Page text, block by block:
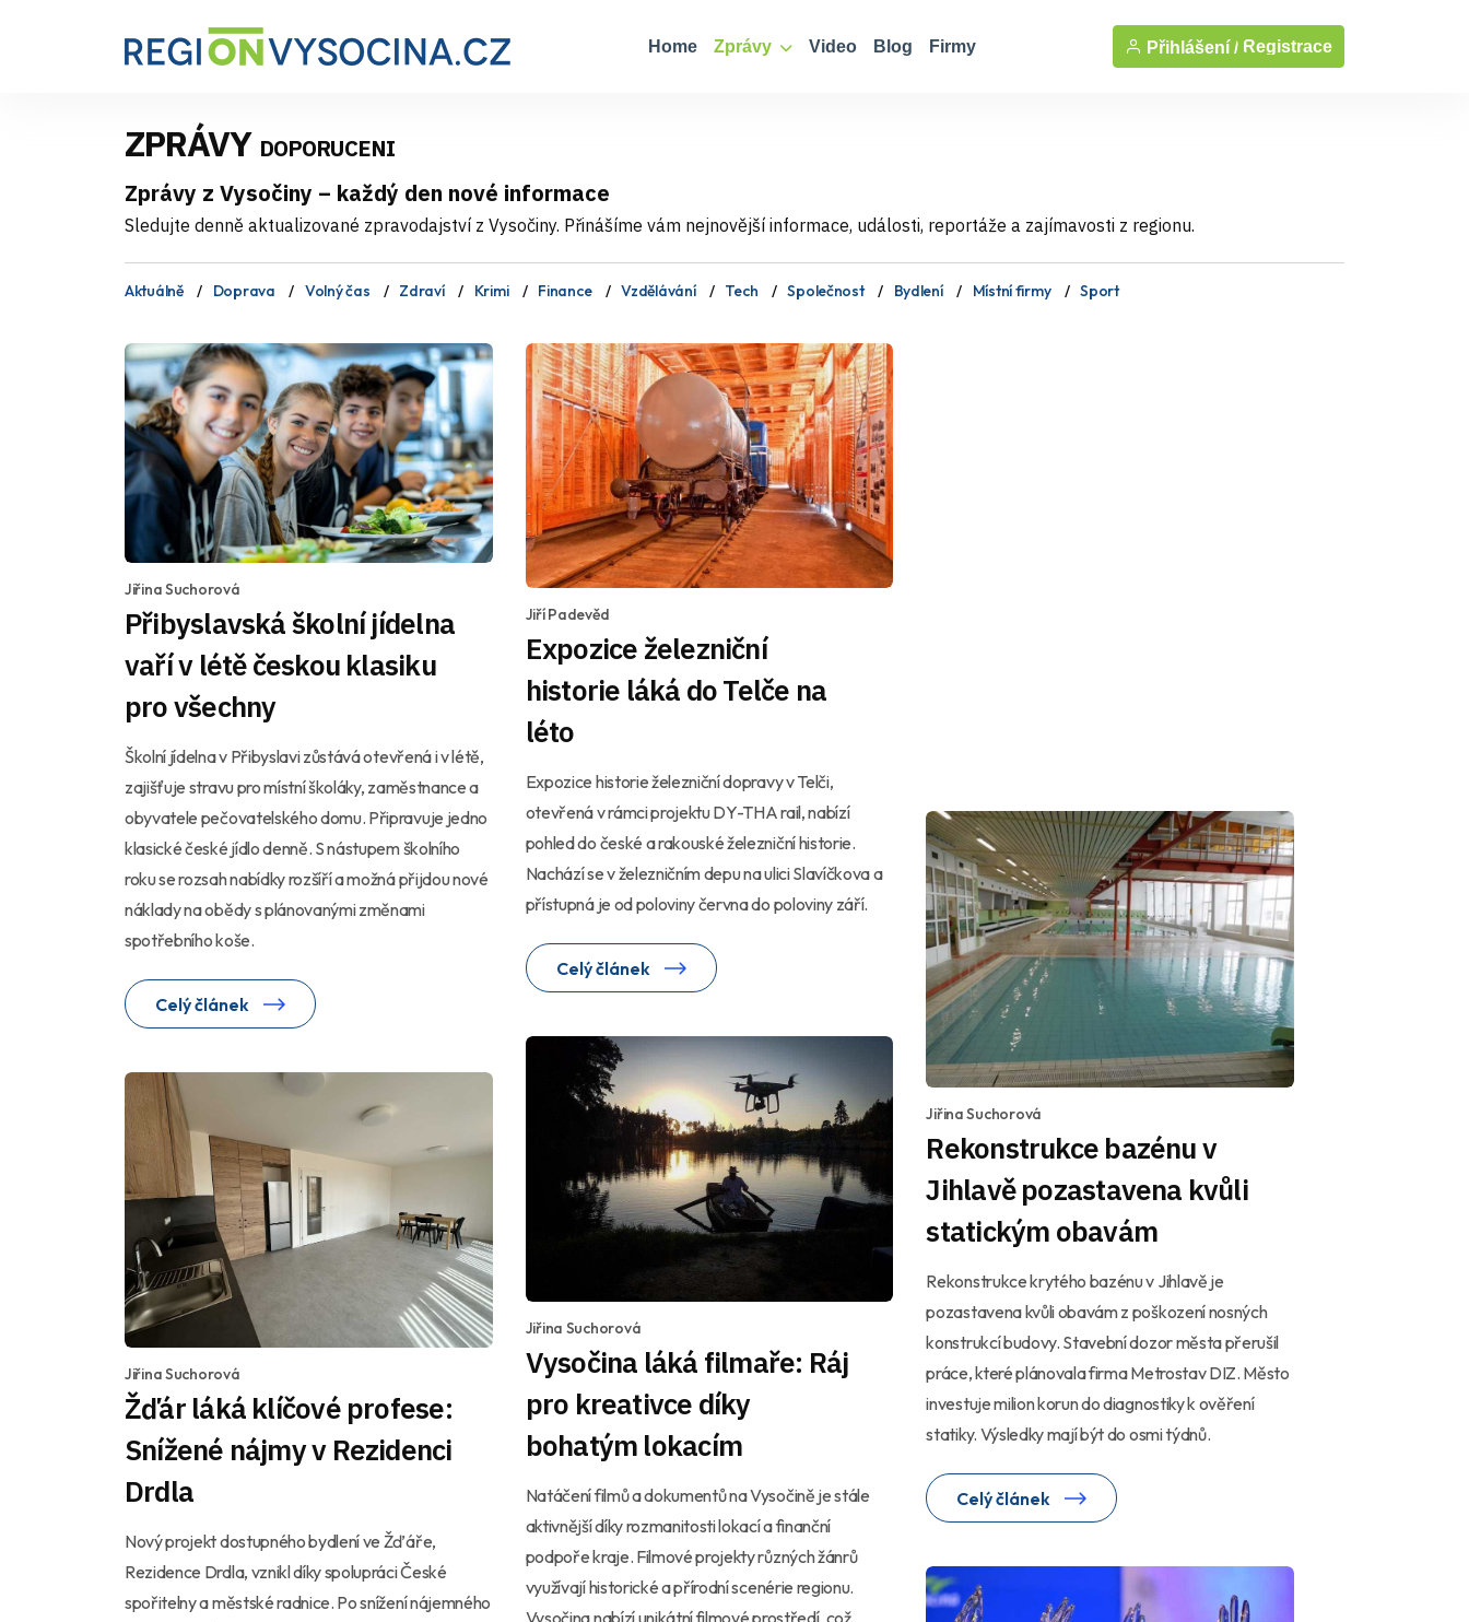
Home Zprávy Video Blog Firmy Přihlášení / Registrace
ZPRÁVY DOPORUCENI
Zprávy z Vysočiny – každý den nové informace
Sledujte denně aktualizované zpravodajství z Vysočiny. Přinášíme vám nejnovější informace, události, reportáže a zajímavosti z regionu.
Aktuálně Doprava Volný čas Zdraví Krimi Finance Vzdělávání Tech Společnost Bydlení Místní firmy Sport
Jiřina Suchorová
Přibyslavská školní jídelna
vaří v létě českou klasiku
pro všechny
Školní jídelna v Přibyslavi zůstává otevřená i v létě,
zajišťuje stravu pro místní školáky, zaměstnance a
obyvatele pečovatelského domu. Připravuje jedno
klasické české jídlo denně. S nástupem školního
roku se rozsah nabídky rozšíří a možná přijdou nové
náklady na obědy s plánovanými změnami
spotřebního koše.
Celý článek
Jiří Padevěd
Expozice železniční
historie láká do Telče na
léto
Expozice historie železniční dopravy v Telči,
otevřená v rámci projektu DY-THA rail, nabízí
pohled do české a rakouské železniční historie.
Nachází se v železničním depu na ulici Slavíčkova a
přístupná je od poloviny června do poloviny září.
Celý článek
Jiřina Suchorová
Rekonstrukce bazénu v
Jihlavě pozastavena kvůli
statickým obavám
Rekonstrukce krytého bazénu v Jihlavě je
pozastavena kvůli obavám z poškození nosných
konstrukcí budovy. Stavební dozor města přerušil
práce, které plánovala firma Metrostav DIZ. Město
investuje milion korun do diagnostiky k ověření
statiky. Výsledky mají být do osmi týdnů.
Celý článek
Jiřina Suchorová
Vysočina láká filmaře: Ráj
pro kreativce díky
bohatým lokacím
Natáčení filmů a dokumentů na Vysočině je stále
aktivnější díky rozmanitosti lokací a finanční
podpoře kraje. Filmové projekty různých žánrů
využívají historické a přírodní scenérie regionu.
Vysočina nabízí unikátní filmové prostředí, což
Jiřina Suchorová
Žďár láká klíčové profese:
Snížené nájmy v Rezidenci
Drdla
Nový projekt dostupného bydlení ve Žďáře,
Rezidence Drdla, vznikl díky spolupráci České
spořitelny a městské radnice. Po snížení nájemného